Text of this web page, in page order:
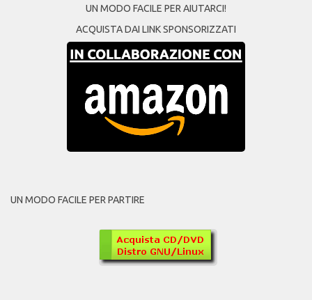
UN MODO FACILE PER AIUTARCI!
ACQUISTA DAI LINK SPONSORIZZATI
UN MODO FACILE PER PARTIRE